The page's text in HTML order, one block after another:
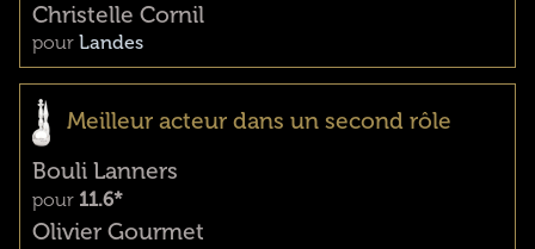
Christelle Cornil
pour Landes
Meilleur acteur dans un second rôle
Bouli Lanners
pour 11.6*
Olivier Gourmet